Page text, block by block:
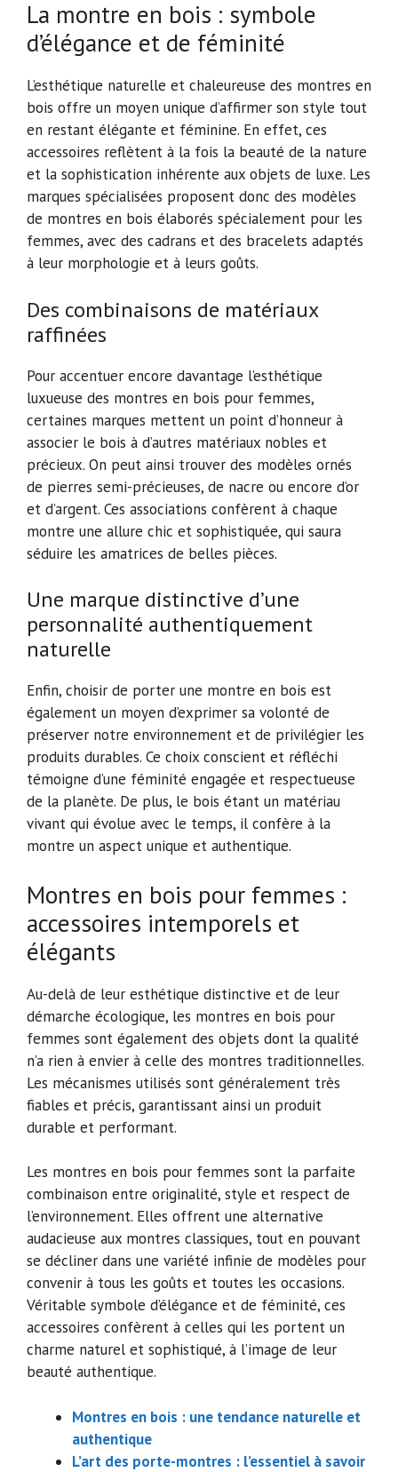
La montre en bois : symbole
d’élégance et de féminité
L’esthétique naturelle et chaleureuse des montres en
bois offre un moyen unique d’affirmer son style tout
en restant élégante et féminine. En effet, ces
accessoires reflètent à la fois la beauté de la nature
et la sophistication inhérente aux objets de luxe. Les
marques spécialisées proposent donc des modèles
de montres en bois élaborés spécialement pour les
femmes, avec des cadrans et des bracelets adaptés
à leur morphologie et à leurs goûts.
Des combinaisons de matériaux
raffinées
Pour accentuer encore davantage l’esthétique
luxueuse des montres en bois pour femmes,
certaines marques mettent un point d’honneur à
associer le bois à d’autres matériaux nobles et
précieux. On peut ainsi trouver des modèles ornés
de pierres semi-précieuses, de nacre ou encore d’or
et d’argent. Ces associations confèrent à chaque
montre une allure chic et sophistiquée, qui saura
séduire les amatrices de belles pièces.
Une marque distinctive d’une
personnalité authentiquement
naturelle
Enfin, choisir de porter une montre en bois est
également un moyen d’exprimer sa volonté de
préserver notre environnement et de privilégier les
produits durables. Ce choix conscient et réfléchi
témoigne d’une féminité engagée et respectueuse
de la planète. De plus, le bois étant un matériau
vivant qui évolue avec le temps, il confère à la
montre un aspect unique et authentique.
Montres en bois pour femmes :
accessoires intemporels et
élégants
Au-delà de leur esthétique distinctive et de leur
démarche écologique, les montres en bois pour
femmes sont également des objets dont la qualité
n’a rien à envier à celle des montres traditionnelles.
Les mécanismes utilisés sont généralement très
fiables et précis, garantissant ainsi un produit
durable et performant.
Les montres en bois pour femmes sont la parfaite
combinaison entre originalité, style et respect de
l’environnement. Elles offrent une alternative
audacieuse aux montres classiques, tout en pouvant
se décliner dans une variété infinie de modèles pour
convenir à tous les goûts et toutes les occasions.
Véritable symbole d’élégance et de féminité, ces
accessoires confèrent à celles qui les portent un
charme naturel et sophistiqué, à l’image de leur
beauté authentique.
Montres en bois : une tendance naturelle et
authentique
L’art des porte-montres : l’essentiel à savoir